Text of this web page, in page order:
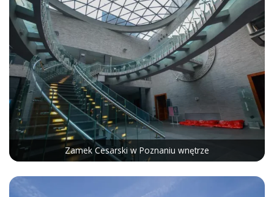
Zamek Cesarski w Poznaniu wnętrze